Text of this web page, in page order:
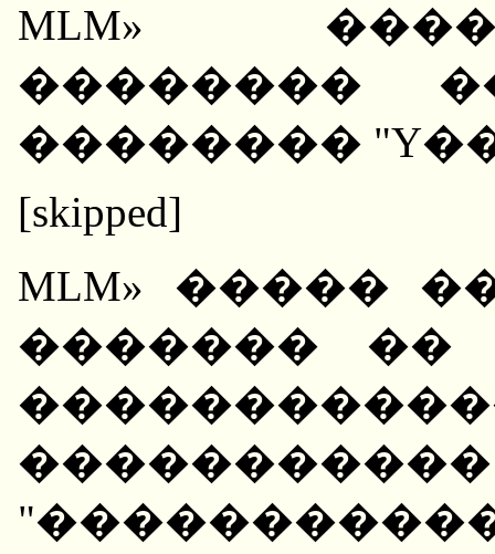
MLM»
��������
��������
[skipped]
MLM» �����
������� ��